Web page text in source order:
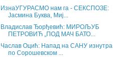
ИзнаУГУРАСМО нам га - СЕКСПОЗЕ:
Јасмина Буква, Миј...
Владислав Ђорђевић: МИРОЉУБ
ПЕТРОВИЋ „ПОД МАЧ БАТО...
Часлав Оцић: Напад на САНУ изнутра
по Сорошевском ...